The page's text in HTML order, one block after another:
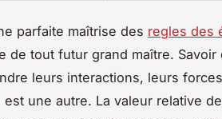
parfaite maîtrise des regles des
de tout futur grand maître. Savoir
leurs interactions, leurs
une autre. La valeur relative